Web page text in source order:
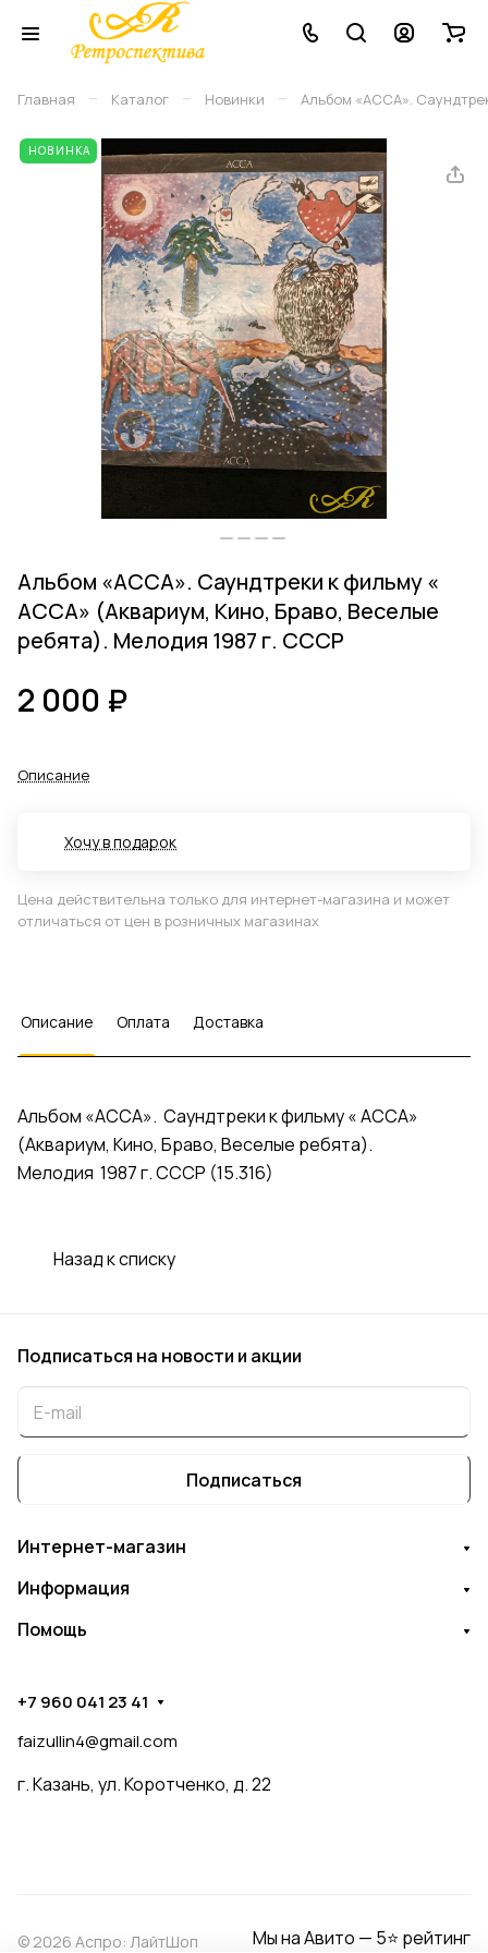
Главная – Каталог – Новинки – Альбом «АССА».
НОВИНКА
Альбом «АССА». Саундтреки к фильму «
АССА» (Аквариум, Кино, Браво, Веселые
ребята). Мелодия 1987 г. СССР
2 000 ₽
Описание
Хочу в подарок
Цена действительна только для интернет-магазина и может
отличаться от цен в розничных магазинах
Описание Оплата Доставка
Альбом «АССА». Саундтреки к фильму « АССА»
(Аквариум, Кино, Браво, Веселые ребята).
Мелодия 1987 г. СССР (15.316)
Назад к списку
Подписаться на новости и акции
Подписаться
Интернет-магазин
Информация
Помощь
+7 960 041 23 41
faizullin4@gmail.com
г. Казань, ул. Коротченко, д. 22
© 2026 Аспро: ЛайтШоп Мы на Авито — 5⭐ рейтинг